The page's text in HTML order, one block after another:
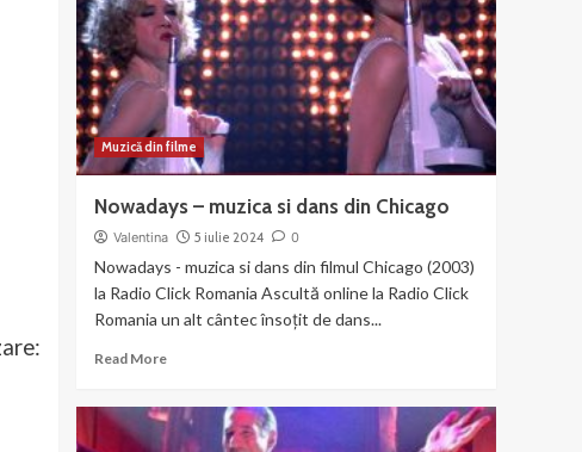
Gray
–
Money
Muzică din filme
Nowadays – muzica si dans din Chicago
Valentina 5 iulie 2024 0
Nowadays - muzica si dans din filmul Chicago (2003)
la Radio Click Romania Ascultă online la Radio Click
Romania un alt cântec însoțit de dans...
Read MoreRead
Nowadays